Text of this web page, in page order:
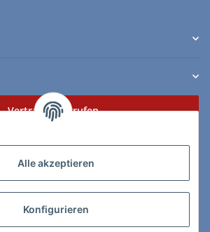
Alle akzeptieren
Konfigurieren
Vertrag widerrufen